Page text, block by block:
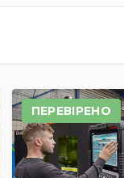
ПЕРЕВІРЕНО